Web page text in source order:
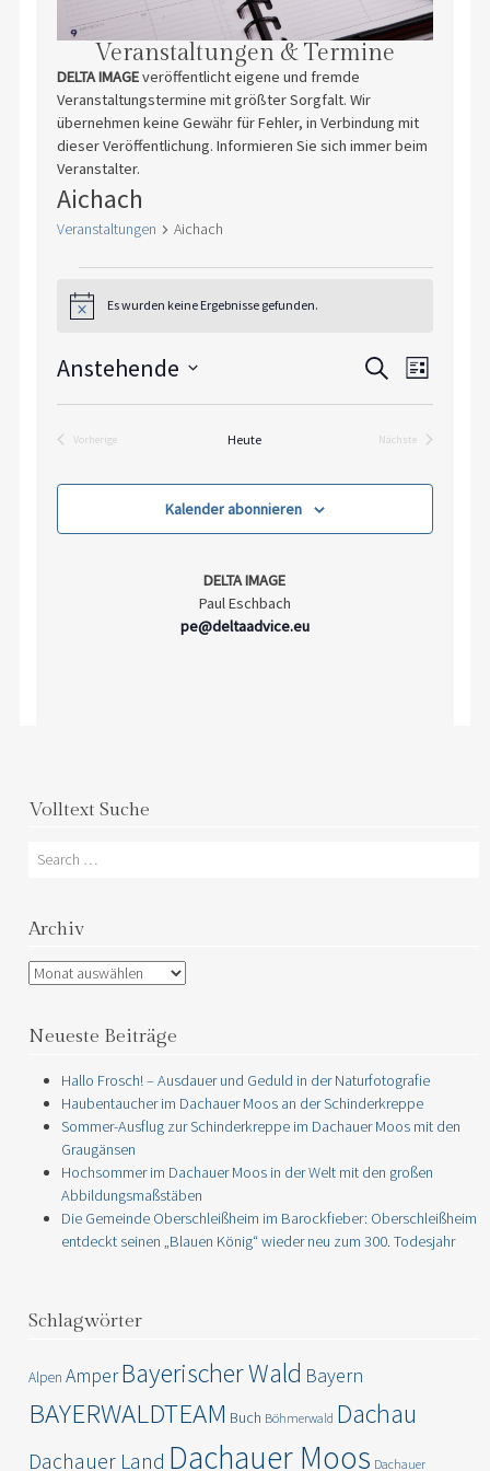
Veranstaltungen & Termine
DELTA IMAGEveröffentlicht eigene und fremde
Veranstaltungstermine mit größter Sorgfalt. Wir
übernehmen keine Gewähr für Fehler, in Verbindung mit
dieser Veröffentlichung. Informieren Sie sich immer beim
Veranstalter.
Aichach
Veranstaltungen Aichach
HinweisEs wurden keine Ergebnisse gefunden.
Suche
und
Ansichten,
SucheListe
Anstehende
Vorherige
Heute
Nächste
Kalender abonnieren
DELTA IMAGE
Paul Eschbach
pe@deltaadvice.eu
Volltext Suche
Search
Archiv
Archiv
Neueste Beiträge
Hallo Frosch! – Ausdauer und Geduld in der Naturfotografie
Haubentaucher im Dachauer Moos an der Schinderkreppe
Sommer-Ausflug zur Schinderkreppe im Dachauer Moos mit den
Graugänsen
Hochsommer im Dachauer Moos in der Welt mit den großen
Abbildungsmaßstäben
Die Gemeinde Oberschleißheim im Barockfieber: Oberschleißheim
entdeckt seinen „Blauen König“ wieder neu zum 300. Todesjahr
Schlagwörter
Alpen AmperBayerischer Wald Bayern
BAYERWALDTEAM Buch Böhmerwald Dachau
Dachauer Land Dachauer Moos Dachauer